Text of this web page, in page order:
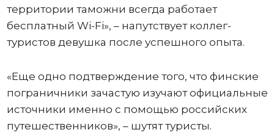
территории таможни всегда работает
бесплатный Wi-Fi», – напутствует коллег-
туристов девушка после успешного опыта.
«Еще одно подтверждение того, что финские
пограничники зачастую изучают официальные
источники именно с помощью российских
путешественников», – шутят туристы.